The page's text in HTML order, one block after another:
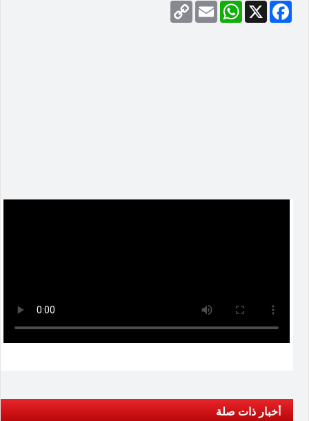
Facebook
X
WhatsApp
Email
Copy
Link
أخبار ذات صلة